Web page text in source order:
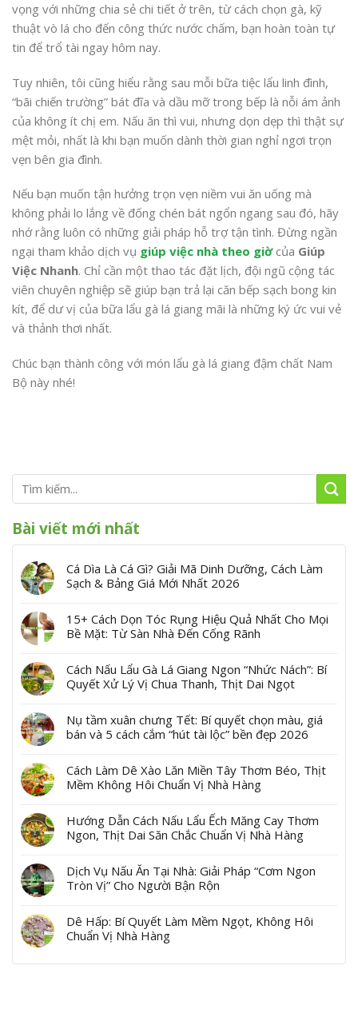
vọng với những chia sẻ chi tiết ở trên, từ cách chọn gà, kỹ
thuật vò lá cho đến công thức nước chấm, bạn hoàn toàn tự
tin để trổ tài ngay hôm nay.
Tuy nhiên, tôi cũng hiểu rằng sau mỗi bữa tiệc lẩu linh đình,
“bãi chiến trường” bát đĩa và dầu mỡ trong bếp là nỗi ám ảnh
của không ít chị em. Nấu ăn thì vui, nhưng dọn dẹp thì thật sự
mệt mỏi, nhất là khi bạn muốn dành thời gian nghỉ ngơi trọn
vẹn bên gia đình.
Nếu bạn muốn tận hưởng trọn vẹn niềm vui ăn uống mà
không phải lo lắng về đống chén bát ngổn ngang sau đó, hãy
nhớ rằng luôn có những giải pháp hỗ trợ tận tình. Đừng ngần
ngại tham khảo dịch vụ giúp việc nhà theo giờ của Giúp
Việc Nhanh. Chỉ cần một thao tác đặt lịch, đội ngũ cộng tác
viên chuyên nghiệp sẽ giúp bạn trả lại căn bếp sạch bong kin
kít, để dư vị của bữa lẩu gà lá giang mãi là những ký ức vui vẻ
và thảnh thơi nhất.
Chúc bạn thành công với món lẩu gà lá giang đậm chất Nam
Bộ này nhé!
Bài viết mới nhất
Cá Dìa Là Cá Gì? Giải Mã Dinh Dưỡng, Cách Làm
Sạch & Bảng Giá Mới Nhất 2026
15+ Cách Dọn Tóc Rụng Hiệu Quả Nhất Cho Mọi
Bề Mặt: Từ Sàn Nhà Đến Cống Rãnh
Cách Nấu Lẩu Gà Lá Giang Ngon “Nhức Nách”: Bí
Quyết Xử Lý Vị Chua Thanh, Thịt Dai Ngọt
Nụ tầm xuân chưng Tết: Bí quyết chọn màu, giá
bán và 5 cách cắm “hút tài lộc” bền đẹp 2026
Cách Làm Dê Xào Lăn Miền Tây Thơm Béo, Thịt
Mềm Không Hôi Chuẩn Vị Nhà Hàng
Hướng Dẫn Cách Nấu Lẩu Ếch Măng Cay Thơm
Ngon, Thịt Dai Săn Chắc Chuẩn Vị Nhà Hàng
Dịch Vụ Nấu Ăn Tại Nhà: Giải Pháp “Cơm Ngon
Tròn Vị” Cho Người Bận Rộn
Dê Hấp: Bí Quyết Làm Mềm Ngọt, Không Hôi
Chuẩn Vị Nhà Hàng